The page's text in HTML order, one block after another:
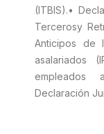
(ITBIS).•
Tercerosy
Anticipos de
asalariados
Declaración